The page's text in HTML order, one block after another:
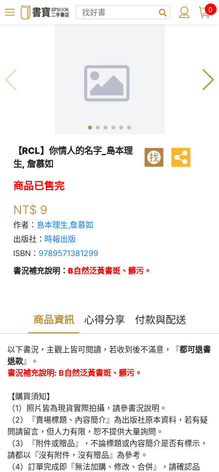
0
【RCL】你情人的名字_島本理
生, 詹慕如
找
商品已售完
NT$ 9
作者： 島本理生,詹慕如
出版社： 時報出版
ISBN： 9789571381299
書況補充說明： B自然泛黃書斑、髒污。
商品資訊 心得分享 付款與配送
以下書況，主觀上皆可閱讀，若收到後不滿意，『都可退書
退款』。
書況補充說明: B自然泛黃書斑、髒污。
【購買須知】
（1）照片皆為現貨實際拍攝，請參書況說明。
（2）『賣場標題、內容簡介』為出版社原本資料，若有疑
問請留言，但人力有限，恕不提供大量詢問。
（3）『附件或贈品』，不論標題或內容簡介是否有標示，
請都以『沒有附件，沒有贈品』為參考。
（4）訂單完成即『無法加購、修改、合併』，請確認品